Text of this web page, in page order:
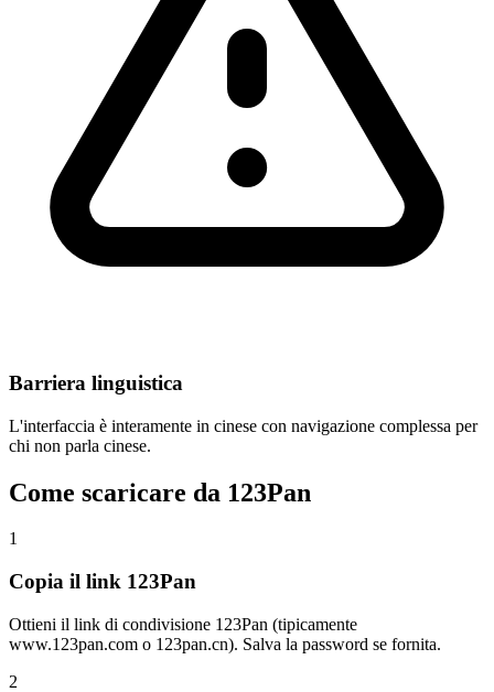
Barriera linguistica
L'interfaccia è interamente in cinese con navigazione complessa per
chi non parla cinese.
Come scaricare da 123Pan
1
Copia il link 123Pan
Ottieni il link di condivisione 123Pan (tipicamente
www.123pan.com o 123pan.cn). Salva la password se fornita.
2